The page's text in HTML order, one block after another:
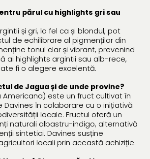
părul cu highlights gri sau
și gri, la fel ca și blondul, pot
de echilibrare al pigmenților din
tonul clar și vibrant, prevenind
ai highlights argintii sau alb-rece,
fi o alegere excelentă.
de Jagua și de unde provine?
este un fruct cultivat în
Davines în colaborare cu o inițiativă
locale. Fructul oferă un
naturali albastru-indigo, alternativă
sintetici. Davines susține
locali prin această achiziție.